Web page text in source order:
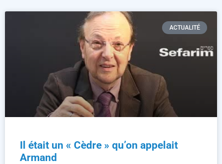
ACTUALITÉ
Il était un « Cèdre » qu’on appelait
Armand